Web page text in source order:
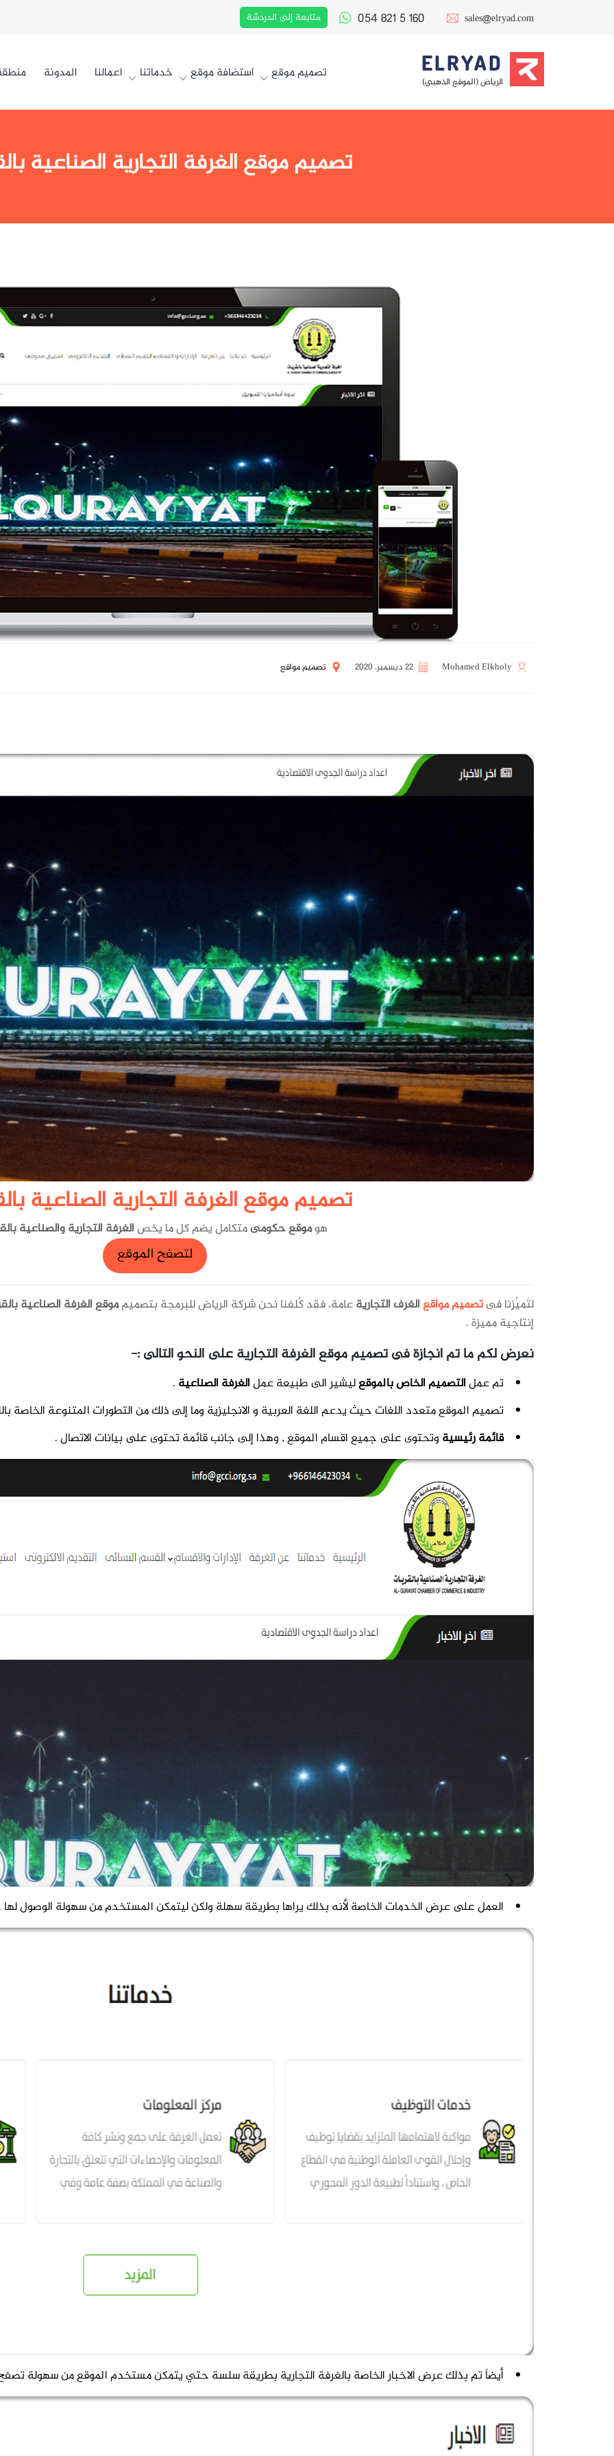
sales@elryad.com متابعة إلى الدردشة 054 821 5 160
ELRYAD
الرياض (الموقع الذهبي)
تصميم موقع استضافة موقع خدماتنا اعمالنا المدونة
تصميم موقع الغرفة التجارية الصناعية
Mohamed Elkholy 22 ديسمبر، 2020 تصميم مواقع
تصميم موقع الغرفة التجارية الصناعية
هوموقع حكومىمتكامل يضم كل ما يخصالغرفة التجارية والصناعية
لتصفح الموقع
لتَميُزِنا فىتصميم مواقعالغرف التجاريةعامة، فقد كُلفنا نحن شركة الرياض للبرمجة بتصميمموقع الغرفة الصناعية
إنتاجية مميزة .
نعرض لكم ما تم انجازة فى تصميمموقع الغرفة التجاريةعلى النحو التالى :-
تم عملالتصميم الخاص بالموقعليشير الى طبيعة عملالغرفة الصناعية .
تصميم الموقع متعدد اللغات حيث يدعم اللغة العربية و الانجليزية وما إلى ذلك من التطورات المتنوعة الخاصة
قائمة رئيسية وتحتوى على جميع اقسام الموقع , وهذا إلى جانب قائمة تحتوى على بيانات الاتصال .
العمل على عرض الخدمات الخاصة لأنه بذلك يراها بطريقة سهلة ولكن ليتمكن المستخدم من سهولة الوصول لها
أيضاً تم بذلك عرض الاخبار الخاصة بالغرفة التجارية بطريقة سلسة حتي يتمكن مستخدم الموقع من سهولة تصفح